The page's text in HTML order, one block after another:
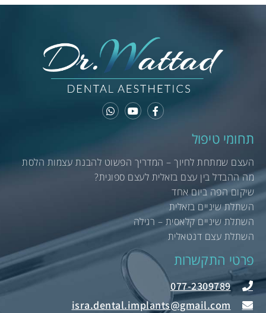
תחומי טיפול
העצם שמתחת לחיוך – המדריך הפשוט להבנת עצמות הלסת
מה ההבדל בין עצם בזאלית לעצם ספוגית?
שיקום הפה ביום אחד
השתלת שיניים בזאלית
השתלת שיניים קלאסית – רגילה
השתלת עצם דנטאלית
פרטי התקשרות
077-2309789